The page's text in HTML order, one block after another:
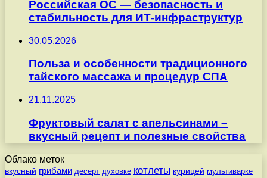
Российская ОС — безопасность и
стабильность для ИТ-инфраструктур
30.05.2026
Польза и особенности традиционного
тайского массажа и процедур СПА
21.11.2025
Фруктовый салат с апельсинами –
вкусный рецепт и полезные свойства
Облако меток
вкусный грибами десерт духовке котлеты курицей мультиварке